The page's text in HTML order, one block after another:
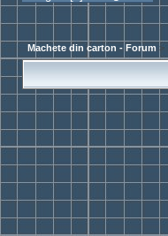
Machete din carton - Forum >